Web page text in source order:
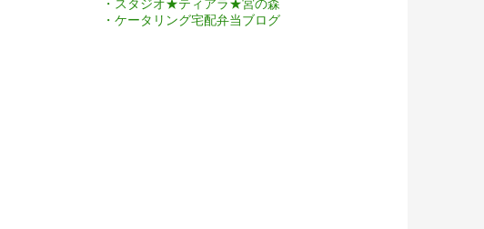
・スタジオ★ティアラ★宮の森
・ケータリング宅配弁当ブログ